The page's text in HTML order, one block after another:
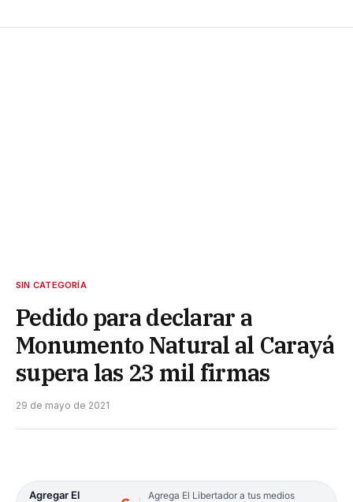
SIN CATEGORÍA
Pedido para declarar a
Monumento Natural al Carayá
supera las 23 mil firmas
29 de mayo de 2021
Agregar El
Agrega El Libertador a tus medios